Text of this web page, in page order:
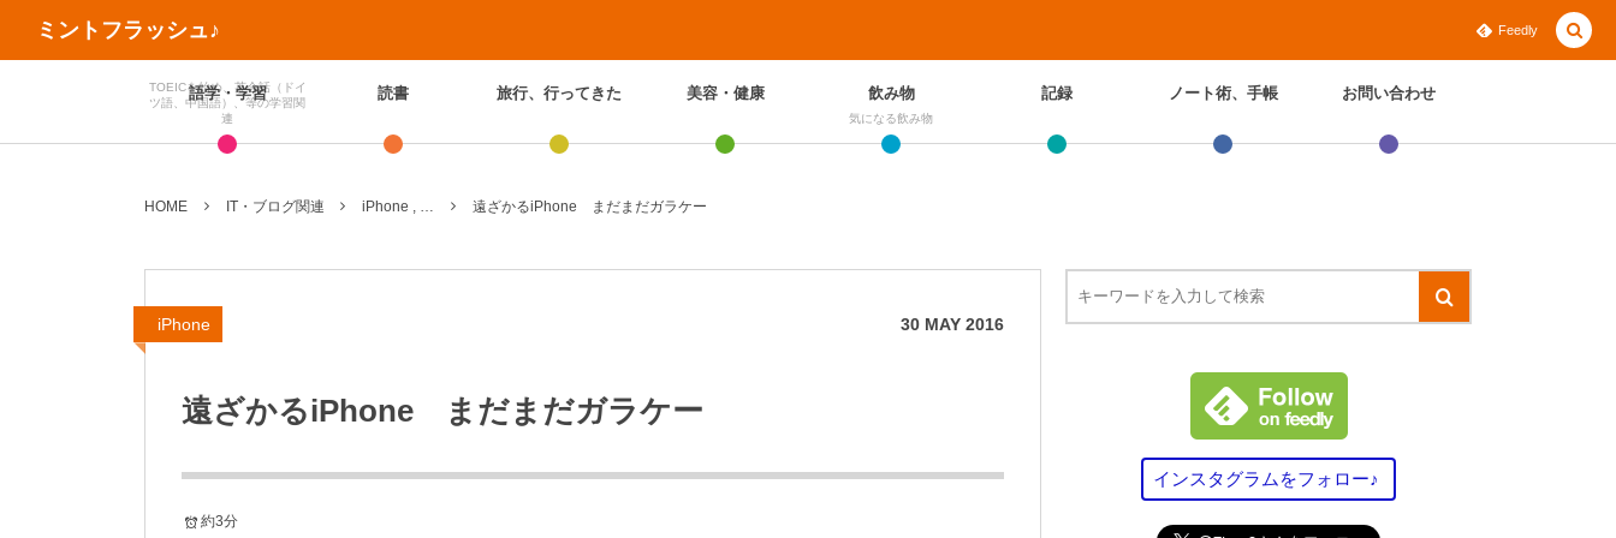
ミントフラッシュ♪ Feedly
語学・学習
TOEICを始め、英会話（ドイ
ツ語、中国語）、等の学習関
連
読書 旅行、行ってきた 美容・健康 飲み物
気になる飲み物
記録 ノート術、手帳 お問い合わせ
HOME IT・ブログ関連 iPhone , … 遠ざかるiPhone まだまだガラケー
iPhone 30 MAY 2016
遠ざかるiPhone まだまだガラケー
約3分
インスタグラムをフォロー♪